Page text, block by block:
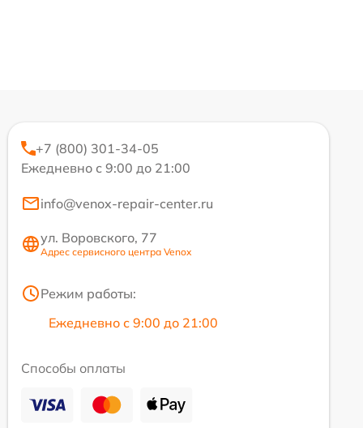
+7 (800) 301-34-05
Ежедневно с 9:00 до 21:00
info@venox-repair-center.ru
ул. Воровского, 77
Адрес сервисного центра Venox
Режим работы:
Ежедневно с 9:00 до 21:00
Способы оплаты